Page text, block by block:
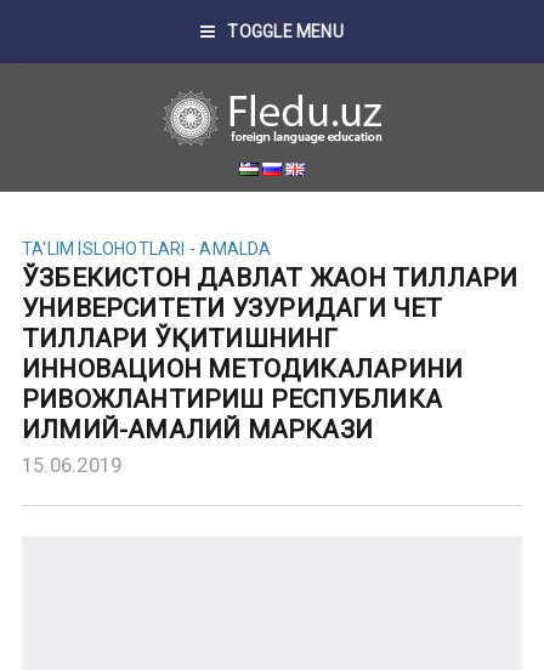
TOGGLE MENU
TA'LIM ISLOHOTLARI - AMALDA
ЎЗБЕКИСТОН ДАВЛАТ ЖАҲОН ТИЛЛАРИ
УНИВЕРСИТЕТИ ҲУЗУРИДАГИ ЧЕТ
ТИЛЛАРИ ЎҚИТИШНИНГ
ИННОВАЦИОН МЕТОДИКАЛАРИНИ
РИВОЖЛАНТИРИШ РЕСПУБЛИКА
ИЛМИЙ-АМАЛИЙ МАРКАЗИ
15.06.2019